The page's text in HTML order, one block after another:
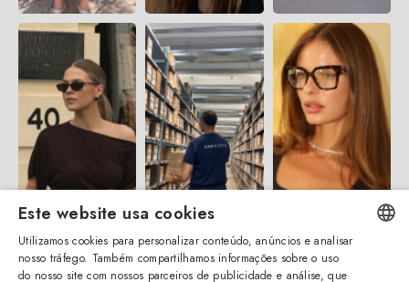
ENGLISH
Este website usa cookies
Utilizamos cookies para personalizar conteúdo, anúncios e analisar
nosso tráfego. Também compartilhamos informações sobre o uso
do nosso site com nossos parceiros de publicidade e análise, que